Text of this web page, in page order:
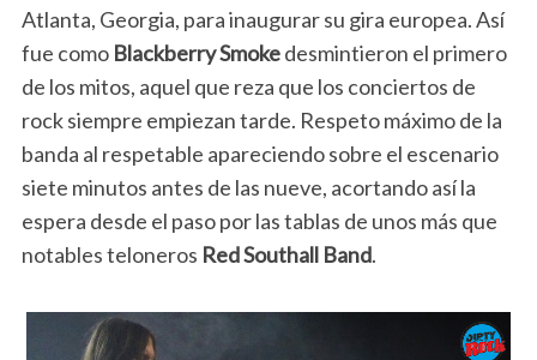
Atlanta, Georgia, para inaugurar su gira europea. Así
fue como Blackberry Smokedesmintieron el primero
de los mitos, aquel que reza que los conciertos de
rock siempre empiezan tarde. Respeto máximo de la
banda al respetable apareciendo sobre el escenario
siete minutos antes de las nueve, acortando así la
espera desde el paso por las tablas de unos más que
notables teloneros Red Southall Band.